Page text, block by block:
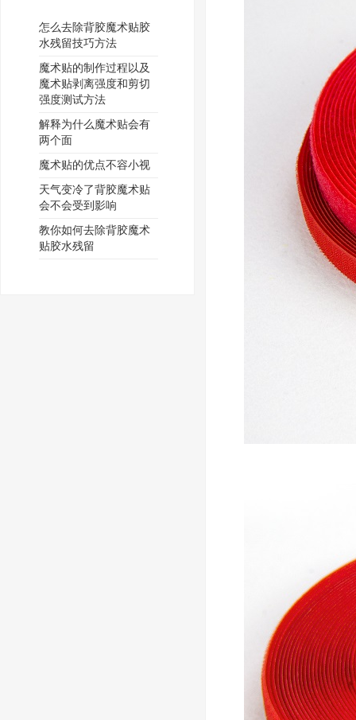
怎么去除背胶魔术贴胶
水残留技巧方法
魔术贴的制作过程以及
魔术贴剥离强度和剪切
强度测试方法
解释为什么魔术贴会有
两个面
魔术贴的优点不容小视
天气变冷了背胶魔术贴
会不会受到影响
教你如何去除背胶魔术
贴胶水残留